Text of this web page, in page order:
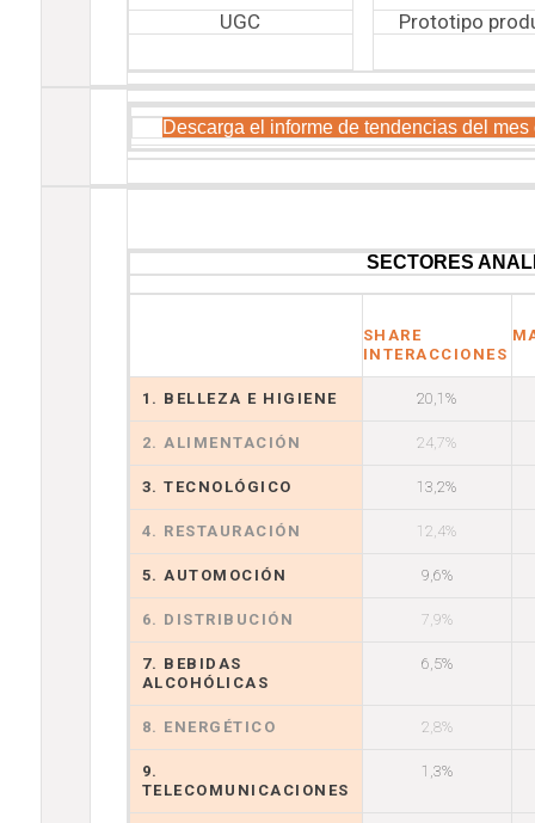
UGC Prototipo
Descarga el informe de tendencias del mes
SECTORES
SHARE
INTERACCIONES
1. BELLEZA E HIGIENE 20,1%
2. ALIMENTACIÓN 24,7%
3. TECNOLÓGICO 13,2%
4. RESTAURACIÓN 12,4%
5. AUTOMOCIÓN 9,6%
6. DISTRIBUCIÓN 7,9%
7. BEBIDAS
ALCOHÓLICAS
6,5%
8. ENERGÉTICO 2,8%
9.
TELECOMUNICACIONES
1,3%